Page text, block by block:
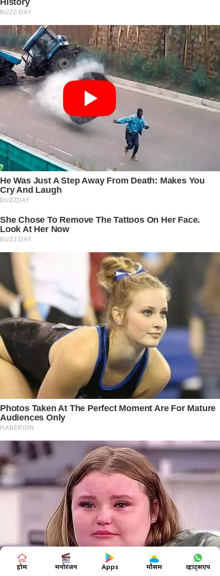
होम मनोरंजन Apps मौसम व्हाट्सएप